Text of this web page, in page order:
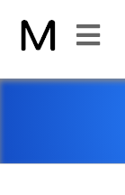
关
闭